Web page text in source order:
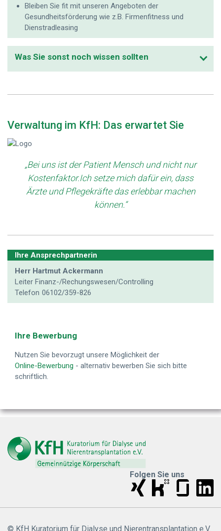
Bleiben Sie fit mit unseren Angeboten der
Gesundheitsförderung wie z.B. Firmenfitness und
Dienstradleasing
Was Sie sonst noch wissen sollten
Verwaltung im KfH: Das erwartet Sie
„Bei uns ist der Patient Mensch und nicht nur
Kostenfaktor.Ich setze mich dafür ein, dass
Ärzte und Pflegekräfte das erlebbar machen
können.“
Ihre Ansprechpartnerin
Herr Hartmut Ackermann
Leiter Finanz-/Rechungswesen/Controlling
Telefon 06102/359-826
Ihre Bewerbung
Nutzen Sie bevorzugt unsere Möglichkeit der
Online-Bewerbung - alternativ bewerben Sie sich bitte
schriftlich.
Folgen Sie uns
© KfH Kuratorium für Dialyse und Nierentransplantation e.V.